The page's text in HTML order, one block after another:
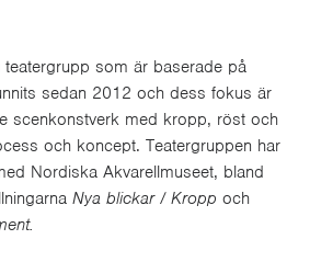
teatergrupp som är baserade på
sedan 2012 och dess fokus är
scenkonstverk med kropp, röst och
och koncept. Teatergruppen har
Nordiska Akvarellmuseet, bland
Nya blickar / Kropp och